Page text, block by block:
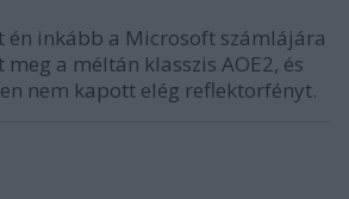
én inkább a Microsoft számlájára
a méltán klasszis AOE2, és
nem kapott elég reflektorfényt.